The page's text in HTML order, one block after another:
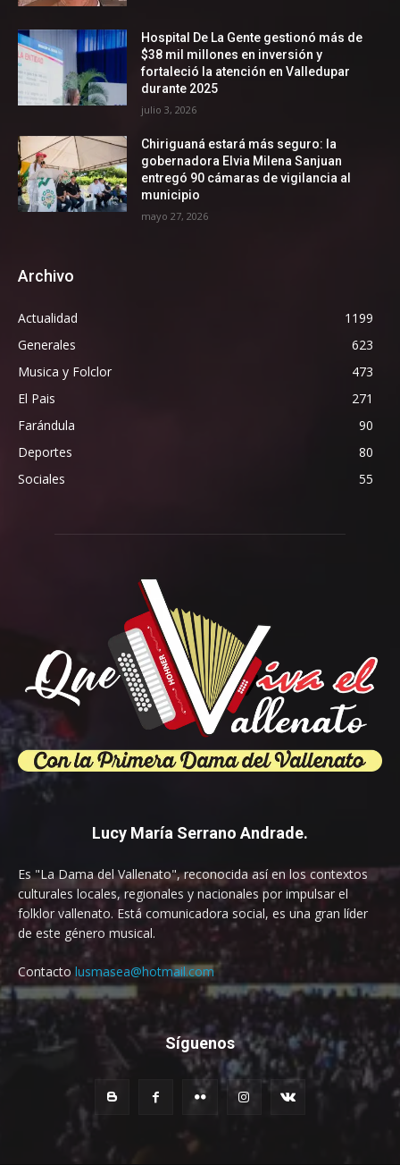
Hospital De La Gente gestionó más de
$38 mil millones en inversión y
fortaleció la atención en Valledupar
durante 2025
julio 3, 2026
Chiriguaná estará más seguro: la
gobernadora Elvia Milena Sanjuan
entregó 90 cámaras de vigilancia al
municipio
mayo 27, 2026
Archivo
Actualidad
1199
Generales
623
Musica y Folclor
473
El Pais
271
Farándula
90
Deportes
80
Sociales
55
Lucy María Serrano Andrade.
Es "La Dama del Vallenato", reconocida así en los contextos
culturales locales, regionales y nacionales por impulsar el
folklor vallenato. Está comunicadora social, es una gran líder
de este género musical.
Contacto lusmasea@hotmail.com
Síguenos